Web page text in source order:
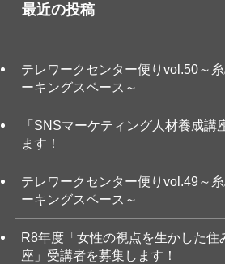
最近の投稿
テレワークセンター便りvol.50～
ーキングスペース～
「SNSマーケティング人材養成講
ます！
テレワークセンター便りvol.49～
ーキングスペース～
R8年度「女性の視点を生かした住
座」受講者を募集します！